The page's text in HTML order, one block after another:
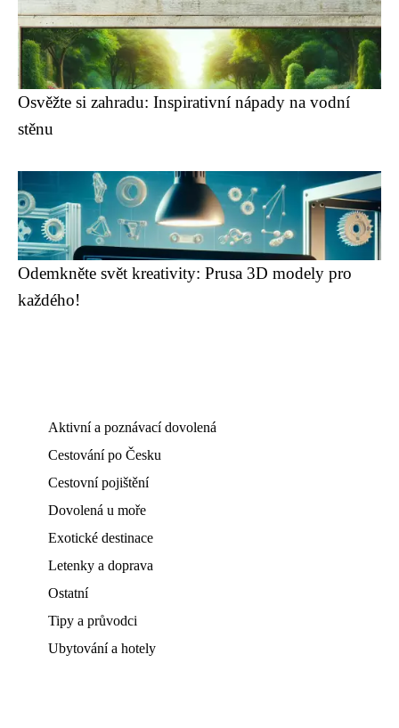
Osvěžte si zahradu: Inspirativní nápady na vodní
stěnu
Odemkněte svět kreativity: Prusa 3D modely pro
každého!
Aktivní a poznávací dovolená
Cestování po Česku
Cestovní pojištění
Dovolená u moře
Exotické destinace
Letenky a doprava
Ostatní
Tipy a průvodci
Ubytování a hotely